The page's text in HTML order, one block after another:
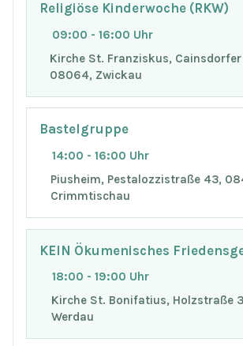
Religiöse Kinderwoche (RKW)
09:00 - 16:00 Uhr
Kirche St. Franziskus, Cainsdorfer
08064, Zwickau
Bastelgruppe
14:00 - 16:00 Uhr
Piusheim, Pestalozzistraße 43,
Crimmtischau
KEIN Ökumenisches
18:00 - 19:00 Uhr
Kirche St. Bonifatius, Holzstraße
Werdau